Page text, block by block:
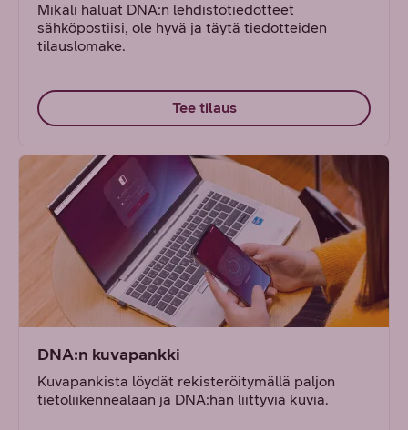
Mikäli haluat DNA:n lehdistötiedotteet
sähköpostiisi, ole hyvä ja täytä tiedotteiden
tilauslomake.
Tee tilaus
DNA:n kuvapankki
Kuvapankista löydät rekisteröitymällä paljon
tietoliikennealaan ja DNA:han liittyviä kuvia.